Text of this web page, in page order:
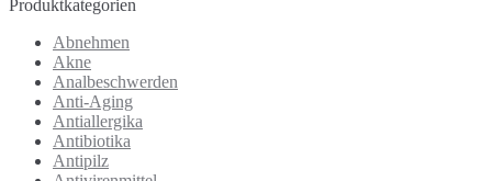
Produktkategorien
Abnehmen
Akne
Analbeschwerden
Anti-Aging
Antiallergika
Antibiotika
Antipilz